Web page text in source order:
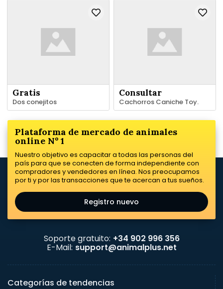
Gratis
Dos conejitos
Consultar
Cachorros Caniche Toy.
Plataforma de mercado de animales
online Nº 1
Nuestro objetivo es capacitar a todas las personas del
país para que se conecten de forma independiente con
compradores y vendedores en línea. Nos preocupamos
por ti y por las transacciones que te acercan a tus sueños.
Registro nuevo
Soporte gratuito: +34 902 996 356
E-Mail: support@animalplus.net
Categorías de tendencias